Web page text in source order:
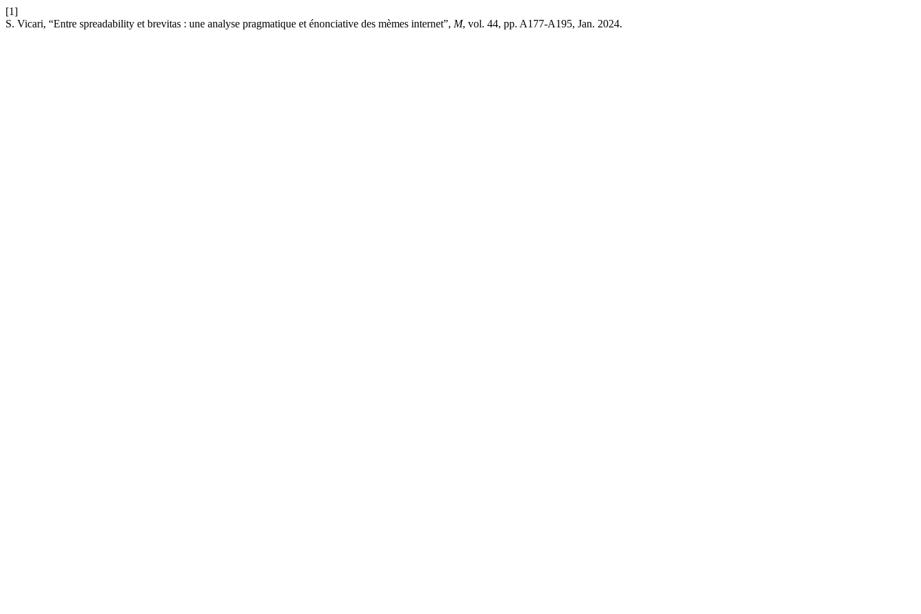
[1]
S. Vicari, “Entre spreadability et brevitas : une analyse pragmatique et énonciative des mèmes internet”, M, vol. 44, pp. A177-A195, Jan. 2024.